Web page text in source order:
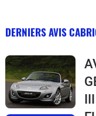
DERNIERS AVIS